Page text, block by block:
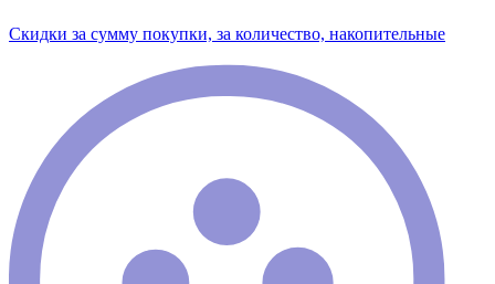
Скидки за сумму покупки, за количество, накопительные